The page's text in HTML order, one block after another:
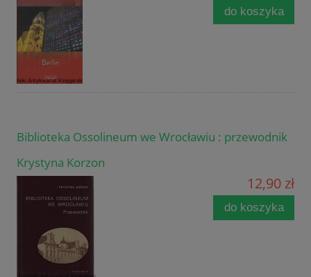
do koszyka
Biblioteka Ossolineum we Wrocławiu : przewodnik
Krystyna Korzon
12,90 zł
do koszyka